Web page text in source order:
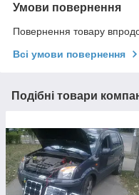
Умови повернення
Повернення товару
Всі умови повернення
Подібні товари